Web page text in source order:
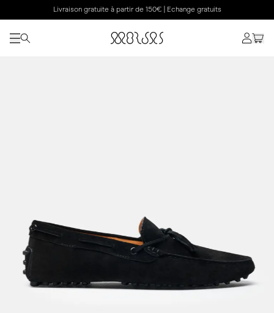
Livraison gratuite à partir de 150€ | Echange gratuits